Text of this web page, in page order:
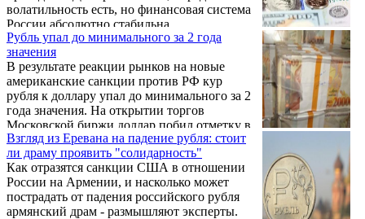
волатильность есть, но финансовая система
России абсолютно стабильна.
Рубль упал до минимального за 2 года
значения
В результате реакции рынков на новые
американские санкции против РФ кур
рубля к доллару упал до минимального за 2
года значения. На открытии торгов
Московской биржи доллар побил отметку в
68 рублей впервые с 18 апреля 2016 года.
Взгляд из Еревана на падение рубля: стоит
ли драму проявить "солидарность"
Как отразятся санкции США в отношении
России на Армении, и насколько может
пострадать от падения российского рубля
армянский драм - размышляют эксперты.